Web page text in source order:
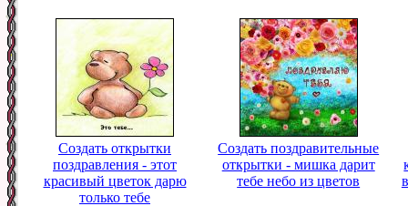
Создать открытки
поздравления - этот
красивый цветок дарю
только тебе
Создать поздравительные
открытки - мишка дарит
тебе небо из цветов